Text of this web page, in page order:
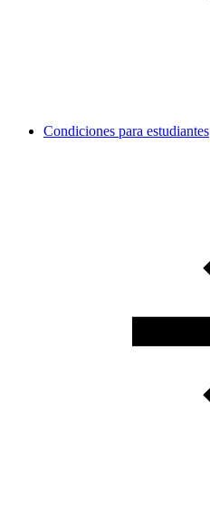
Condiciones para estudiantes